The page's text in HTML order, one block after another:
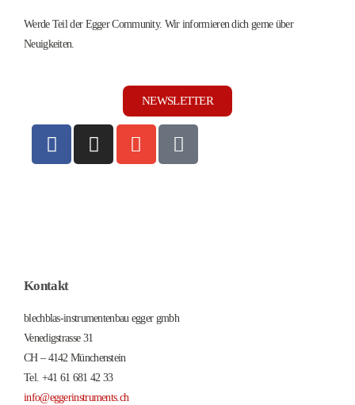
Werde Teil der Egger Community. Wir informieren dich gerne über
Neuigkeiten.
NEWSLETTER
Kontakt
blechblas-instrumentenbau egger gmbh
Venedigstrasse 31
CH – 4142 Münchenstein
Tel. +41 61 681 42 33
info@eggerinstruments.ch